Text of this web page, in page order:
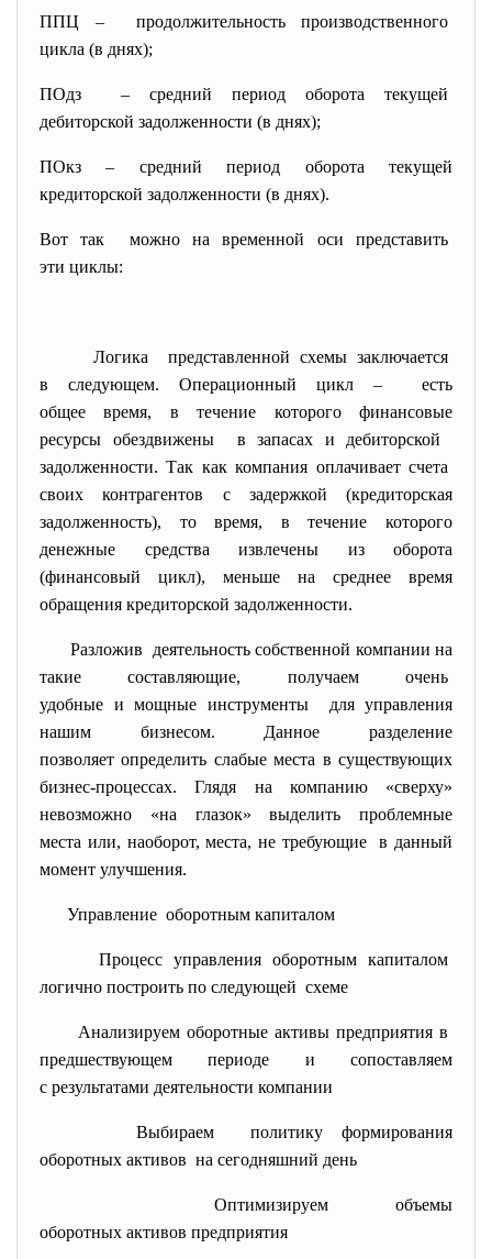
ППЦ – продолжительность производственного
цикла (в днях);
ПОдз – средний период оборота текущей
дебиторской задолженности (в днях);
ПОкз – средний период оборота текущей
кредиторской задолженности (в днях).
Вот так можно на временной оси представить
эти циклы:
Логика представленной схемы заключается
в следующем. Операционный цикл – есть
общее время, в течение которого финансовые
ресурсы обездвижены в запасах и дебиторской
задолженности. Так как компания оплачивает счета
своих контрагентов с задержкой (кредиторская
задолженность), то время, в течение которого
денежные средства извлечены из оборота
(финансовый цикл), меньше на среднее время
обращения кредиторской задолженности.
Разложив деятельность собственной компании на
такие составляющие, получаем очень
удобные и мощные инструменты для управления
нашим бизнесом. Данное разделение
позволяет определить слабые места в существующих
бизнес-процессах. Глядя на компанию «сверху»
невозможно «на глазок» выделить проблемные
места или, наоборот, места, не требующие в данный
момент улучшения.
Управление оборотным капиталом
Процесс управления оборотным капиталом
логично построить по следующей схеме
Анализируем оборотные активы предприятия в
предшествующем периоде и сопоставляем
с результатами деятельности компании
Выбираем политику формирования
оборотных активов на сегодняшний день
Оптимизируем объемы
оборотных активов предприятия